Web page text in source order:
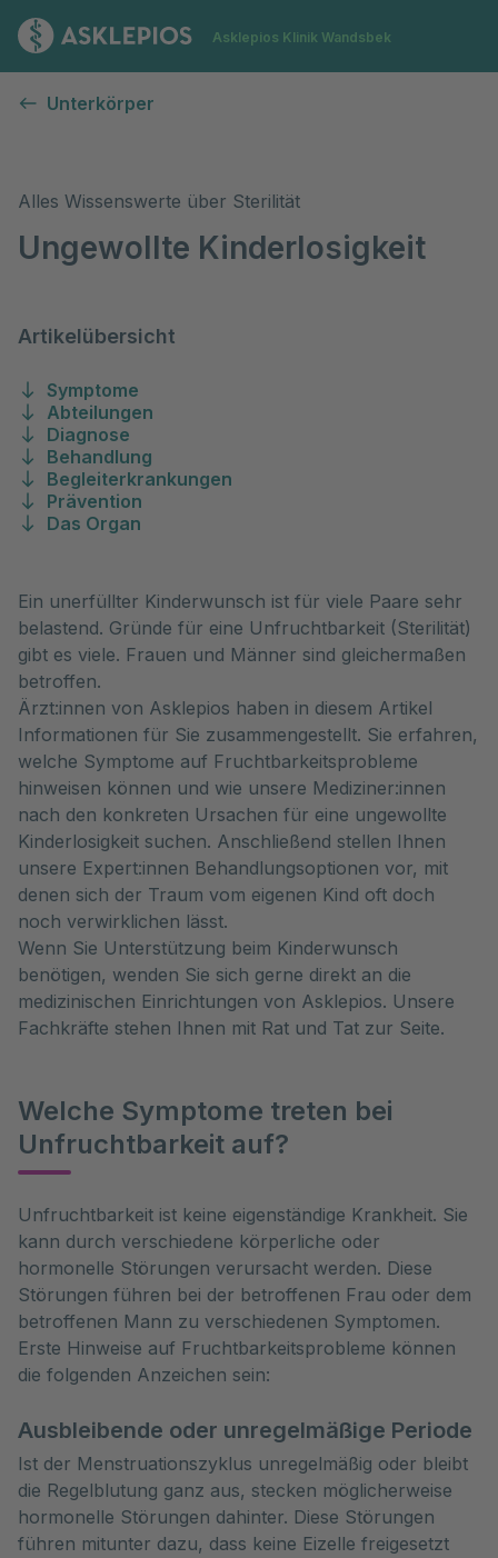
Zur Startseite
Asklepios Klinik Wandsbek
Unterkörper
Alles Wissenswerte über Sterilität
Ungewollte Kinderlosigkeit
Artikelübersicht
Symptome
Abteilungen
Diagnose
Behandlung
Begleiterkrankungen
Prävention
Das Organ
Ein unerfüllter Kinderwunsch ist für viele Paare sehr
belastend. Gründe für eine Unfruchtbarkeit (Sterilität)
gibt es viele. Frauen und Männer sind gleichermaßen
betroffen.
Ärzt:innen von Asklepios haben in diesem Artikel
Informationen für Sie zusammengestellt. Sie erfahren,
welche Symptome auf Fruchtbarkeitsprobleme
hinweisen können und wie unsere Mediziner:innen
nach den konkreten Ursachen für eine ungewollte
Kinderlosigkeit suchen. Anschließend stellen Ihnen
unsere Expert:innen Behandlungsoptionen vor, mit
denen sich der Traum vom eigenen Kind oft doch
noch verwirklichen lässt.
Wenn Sie Unterstützung beim Kinderwunsch
benötigen, wenden Sie sich gerne direkt an die
medizinischen Einrichtungen von Asklepios. Unsere
Fachkräfte stehen Ihnen mit Rat und Tat zur Seite.
Welche Symptome treten bei
Unfruchtbarkeit auf?
Unfruchtbarkeit ist keine eigenständige Krankheit. Sie
kann durch verschiedene körperliche oder
hormonelle Störungen verursacht werden. Diese
Störungen führen bei der betroffenen Frau oder dem
betroffenen Mann zu verschiedenen Symptomen.
Erste Hinweise auf Fruchtbarkeitsprobleme können
die folgenden Anzeichen sein:
Ausbleibende oder unregelmäßige Periode
Ist der Menstruationszyklus unregelmäßig oder bleibt
die Regelblutung ganz aus, stecken möglicherweise
hormonelle Störungen dahinter. Diese Störungen
führen mitunter dazu, dass keine Eizelle freigesetzt